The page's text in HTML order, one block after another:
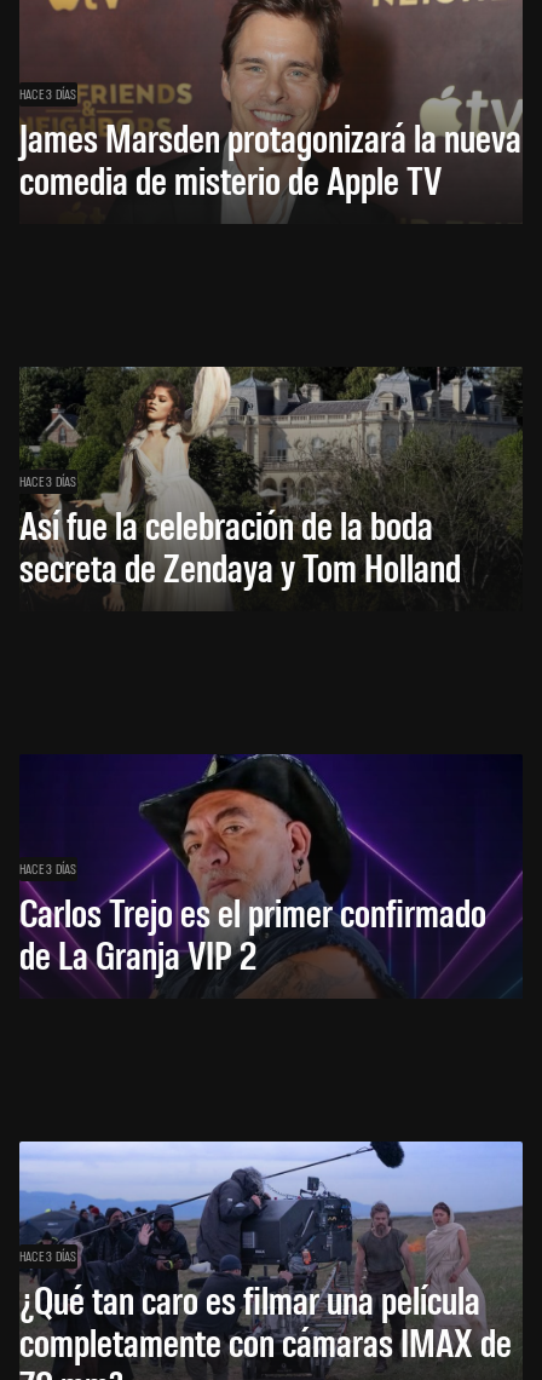
HACE 3 DÍAS
James Marsden protagonizará la nueva
comedia de misterio de Apple TV
HACE 3 DÍAS
Así fue la celebración de la boda
secreta de Zendaya y Tom Holland
HACE 3 DÍAS
Carlos Trejo es el primer confirmado
de La Granja VIP 2
HACE 3 DÍAS
¿Qué tan caro es filmar una película
completamente con cámaras IMAX de